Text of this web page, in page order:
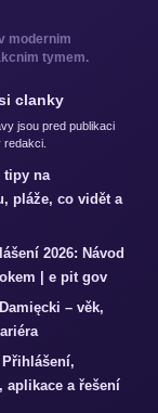
modernim
tymem.
clanky
jsou pred publikaci
tipy na
pláže, co vidět a
2026: Návod
| e pit gov
– věk,
aplikace a řešení